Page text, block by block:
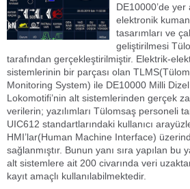
DE10000’de
elektronik
tasarımları ve
geliştirilmesi
tarafından gerçekleştirilmiştir. Elektrik-
sistemlerinin bir parçası olan
Monitoring System) ile DE10000 Milli
Lokomotifi’nin alt sistemlerinden gerçek
verilerin; yazılımları Tülomsaş personeli
UIC612 standartlarındaki kullanıcı
HMI’lar(Human Machine Interface)
sağlanmıştır. Bunun yanı sıra yapılan bu
alt sistemlere ait 200 civarında veri
kayıt amaçlı kullanılabilmektedir.